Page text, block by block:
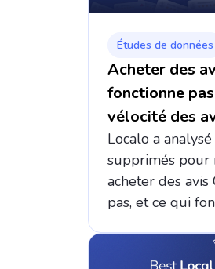
Études de données
Acheter des
fonctionne
vélocité des
Localo a
supprimés
acheter des
pas, et ce qui